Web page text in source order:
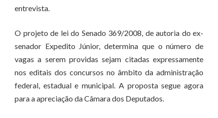
entrevista.
O projeto de lei do Senado 369/2008, de autoria do ex-
senador Expedito Júnior, determina que o número de
vagas a serem providas sejam citadas expressamente
nos editais dos concursos no âmbito da administração
federal, estadual e municipal. A proposta segue agora
para a apreciação da Câmara dos Deputados.